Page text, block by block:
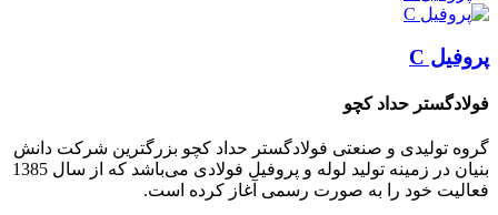
پروفیل C
فولادگستر حداد کچو
گروه تولیدی و صنعتی فولادگستر حداد کچو بزرگترین شرکت دانش
بنیان در زمینه تولید لوله و پروفیل فولادی می‌باشد که از سال 1385
فعالیت خود را به صورت رسمی آغاز کرده است.